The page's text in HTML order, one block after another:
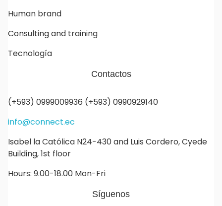
Human brand
Consulting and training
Tecnología
Contactos
(+593) 0999009936 (+593) 0990929140
info@connect.ec
Isabel la Católica N24-430 and Luis Cordero, Cyede
Building, 1st floor
Hours: 9.00-18.00 Mon-Fri
Síguenos